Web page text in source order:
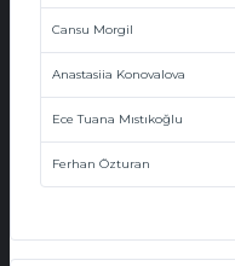
Cansu Morgil
Anastasiia Konovalova
Ece Tuana Mıstıkoğlu
Ferhan Özturan